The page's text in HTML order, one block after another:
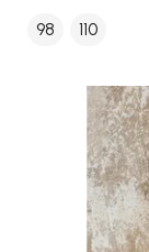
98 110